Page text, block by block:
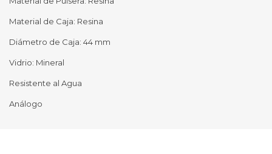
Material de Caja: Resina
Diámetro de Caja: 44 mm
Vidrio: Mineral
Resistente al Agua
Análogo